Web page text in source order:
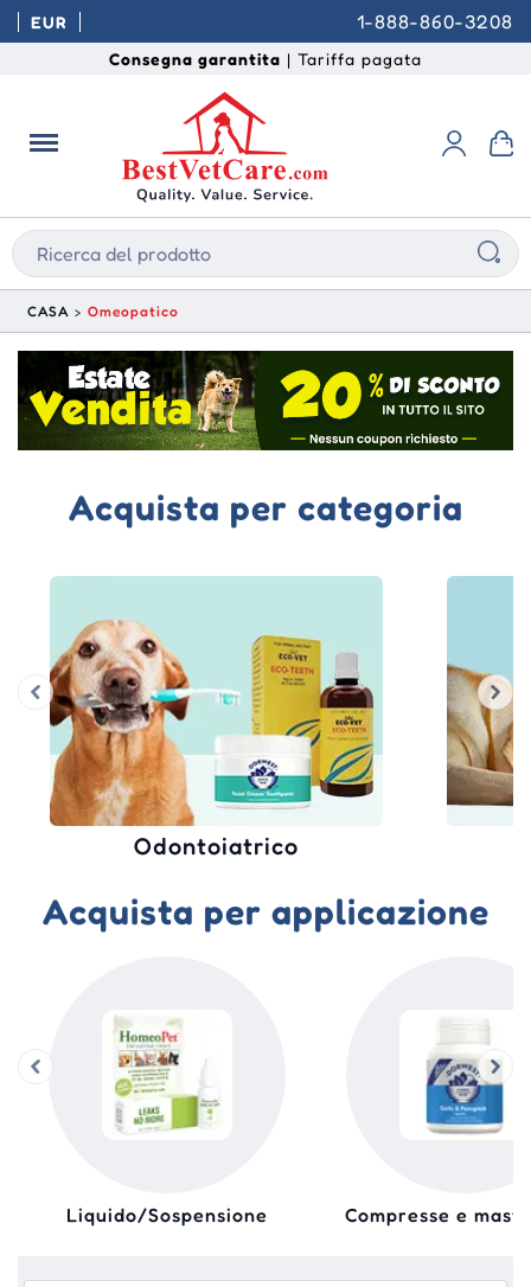
EUR 1-888-860-3208
Consegna garantita | Tariffa pagata
CASA Omeopatico
Acquista per categoria
Acquista per applicazione
Liquido/Sospensione Compresse e